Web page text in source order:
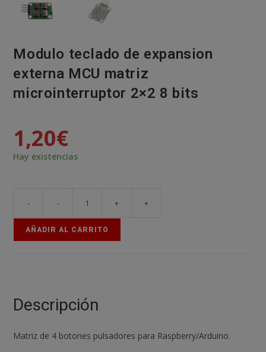
Modulo teclado de expansion
externa MCU matriz
microinterruptor 2×2 8 bits
1,20€
Hay existencias
- - + +
AÑADIR AL CARRITO
Descripción
Matriz de 4 botones pulsadores para Raspberry/Arduino.